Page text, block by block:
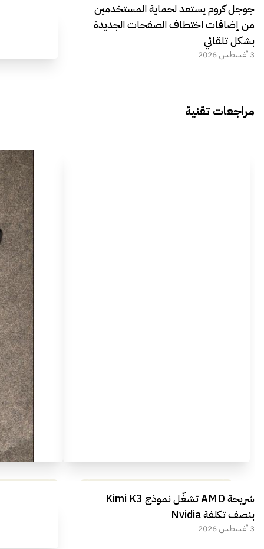
جوجل كروم يستعد لحماية المستخدمين
من إضافات اختطاف الصفحات الجديدة
بشكل تلقائي
3 أغسطس 2026
مراجعات تقنية
مراجعة شاملة لعملاق الألعاب
الجديد REDMAGIC 11 AIR
شريحة AMD تشغّل نموذج Kimi K3
بنصف تكلفة Nvidia
3 أغسطس 2026